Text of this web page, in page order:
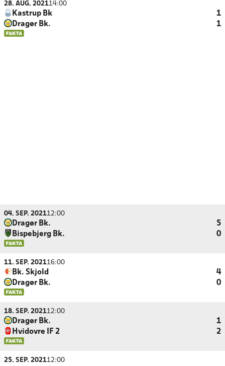
28. AUG. 202114:00
Kastrup Bk
1
Dragør Bk.
1
04. SEP. 202112:00
Dragør Bk.
5
Bispebjerg Bk.
0
11. SEP. 202116:00
Bk. Skjold
4
Dragør Bk.
0
18. SEP. 202112:00
Dragør Bk.
1
Hvidovre IF 2
2
25. SEP. 202112:00